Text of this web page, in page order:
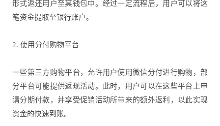
形式返还用户至其钱包中。经过一定流程后，用户可以将这
笔资金提取至银行账户。
2. 使用分付购物平台
一些第三方购物平台，允许用户使用微信分付进行购物，部
分平台可能提供返现活动。此时，用户可以在这些平台上申
请分期付款，并享受促销活动所带来的额外返利，以此实现
资金的快速到账。